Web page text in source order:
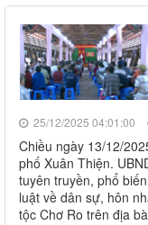
25/12/2025 04:01:00
Chiều ngày 13/12/
phố Xuân Thiện.
tuyên truyền, phổ
luật về dân sự, hôn
tộc Chơ Ro trên địa